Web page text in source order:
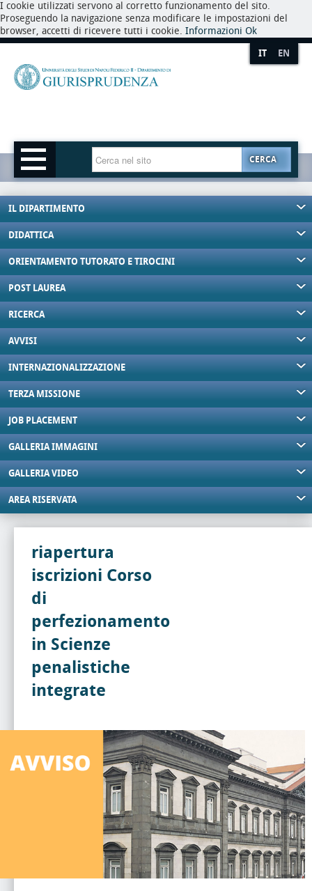
I cookie utilizzati servono al corretto funzionamento del sito.
Proseguendo la navigazione senza modificare le impostazioni del
browser, accetti di ricevere tutti i cookie. Informazioni Ok
IT EN
CERCA
IL DIPARTIMENTO
DIDATTICA
ORIENTAMENTO TUTORATO E TIROCINI
POST LAUREA
RICERCA
AVVISI
INTERNAZIONALIZZAZIONE
TERZA MISSIONE
JOB PLACEMENT
GALLERIA IMMAGINI
GALLERIA VIDEO
AREA RISERVATA
riapertura
iscrizioni Corso
di
perfezionamento
in Scienze
penalistiche
integrate